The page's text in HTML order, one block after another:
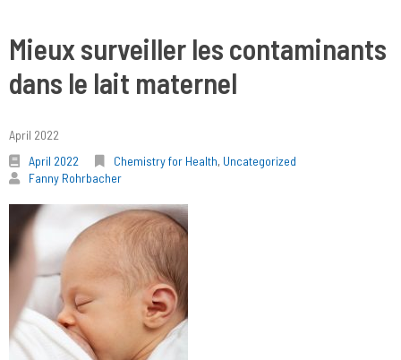
Mieux surveiller les contaminants
dans le lait maternel
April 2022
April 2022
Chemistry for Health, Uncategorized
Fanny Rohrbacher